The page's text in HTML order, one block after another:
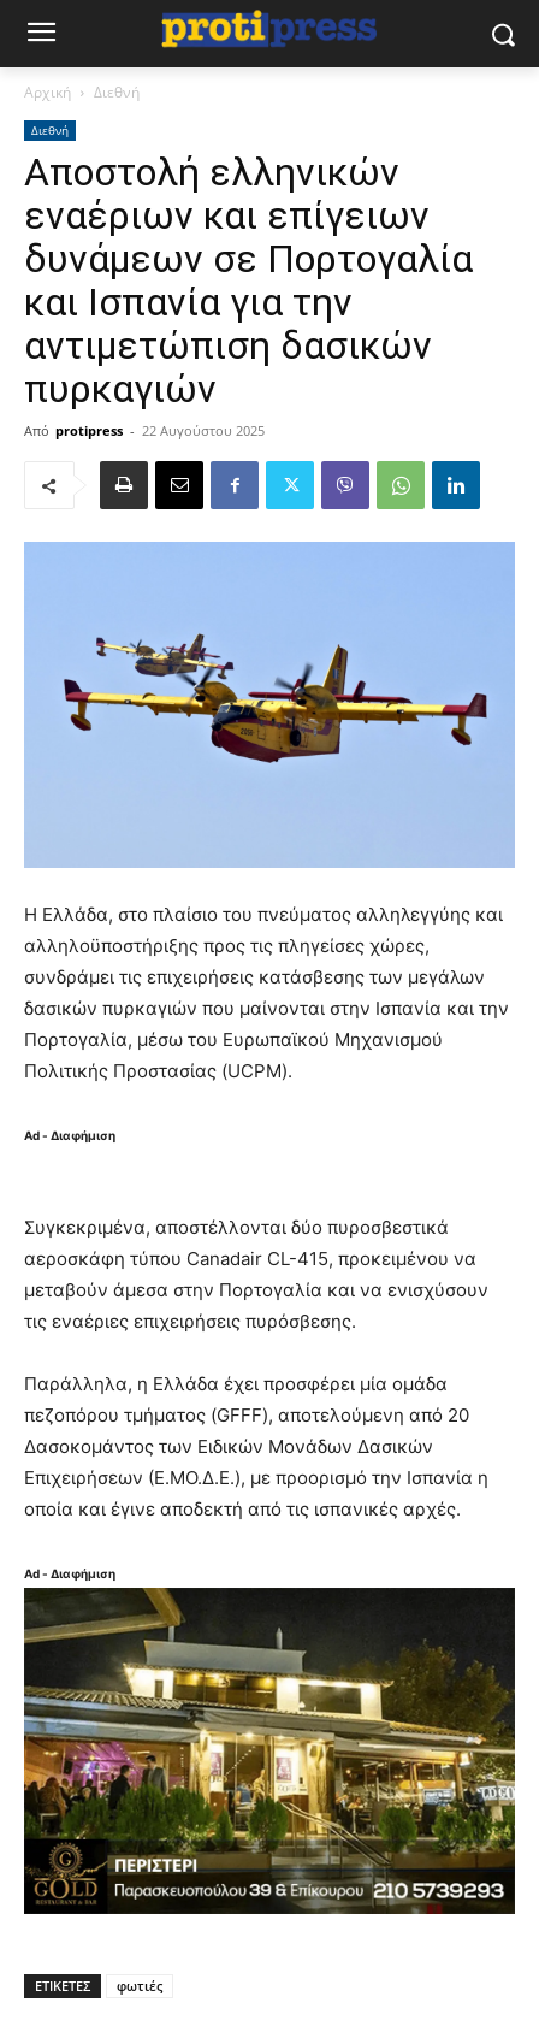
Αρχική Διεθνή
Διεθνή
Αποστολή ελληνικών
εναέριων και επίγειων
δυνάμεων σε Πορτογαλία
και Ισπανία για την
αντιμετώπιση δασικών
πυρκαγιών
Από protipress - 22 Αυγούστου 2025
Η Ελλάδα, στο πλαίσιο του πνεύματος αλληλεγγύης και
αλληλοϋποστήριξης προς τις πληγείσες χώρες,
συνδράμει τις επιχειρήσεις κατάσβεσης των μεγάλων
δασικών πυρκαγιών που μαίνονται στην Ισπανία και την
Πορτογαλία, μέσω του Ευρωπαϊκού Μηχανισμού
Πολιτικής Προστασίας (UCPM).
Ad - Διαφήμιση
Συγκεκριμένα, αποστέλλονται δύο πυροσβεστικά
αεροσκάφη τύπου Canadair CL-415, προκειμένου να
μεταβούν άμεσα στην Πορτογαλία και να ενισχύσουν
τις εναέριες επιχειρήσεις πυρόσβεσης.
Παράλληλα, η Ελλάδα έχει προσφέρει μία ομάδα
πεζοπόρου τμήματος (GFFF), αποτελούμενη από 20
Δασοκομάντος των Ειδικών Μονάδων Δασικών
Επιχειρήσεων (Ε.ΜΟ.Δ.Ε.), με προορισμό την Ισπανία η
οποία και έγινε αποδεκτή από τις ισπανικές αρχές.
Ad - Διαφήμιση
ΕΤΙΚΈΤΕΣ φωτιές